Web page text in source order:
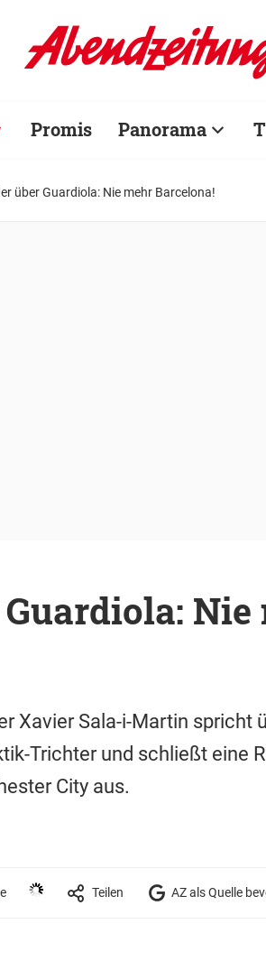
Promis Panorama
über Guardiola: Nie mehr Barcelona!
Nie
Xavier Sala-i-Martin spricht
Trichter und schließt eine
City aus.
Teilen AZ als Quelle